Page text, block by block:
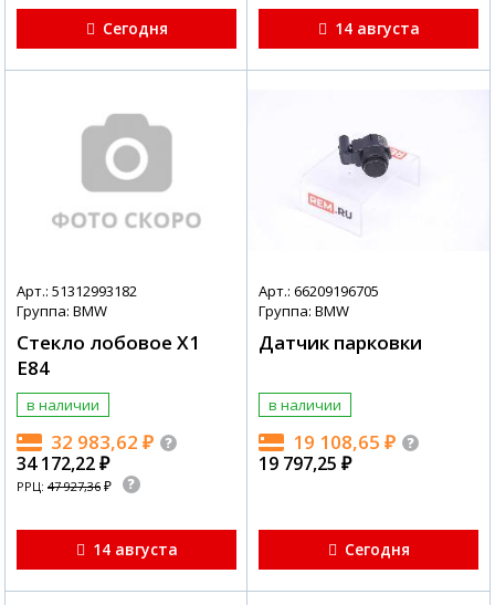
Сегодня 14 августа
Арт.: 51312993182
Группа: BMW
Стекло лобовое X1
E84
в наличии
32 983,62 ₽
34 172,22₽
РРЦ: 47 927,36 ₽
14 августа
Арт.: 66209196705
Группа: BMW
Датчик парковки
в наличии
19 108,65 ₽
19 797,25 ₽
Сегодня